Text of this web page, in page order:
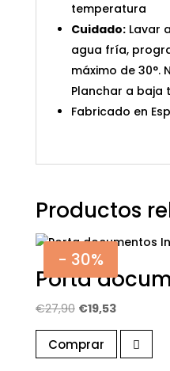
temperatura
Cuidado:Lavar
agua fría,
máximo de 30°.
Planchar a baja
Fabricado en
Productos
- 30%
Porta
€27,90 El
precio
original
era:
€19,53El
precio
actual
es:
Comprar